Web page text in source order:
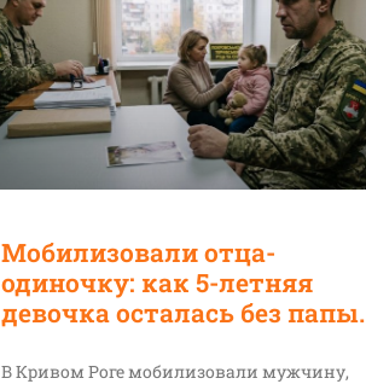
Мобилизовали отца-
одиночку: как 5-летняя
девочка осталась без папы.
В Кривом Роге мобилизовали мужчину,